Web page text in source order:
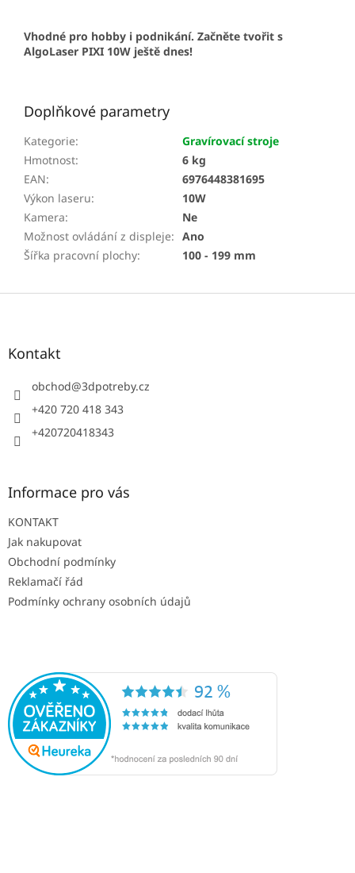
Vhodné pro hobby i podnikání. Začněte tvořit s
AlgoLaser PIXI 10W ještě dnes!
Doplňkové parametry
Kategorie:
Gravírovací stroje
Hmotnost:
6 kg
EAN:
6976448381695
Výkon laseru:
10W
Kamera:
Ne
Možnost ovládání z displeje: Ano
Šířka pracovní plochy: 100 - 199 mm
Z
Kontakt
obchod@3dpotreby.cz
+420 720 418 343
+420720418343
Informace pro vás
KONTAKT
Jak nakupovat
Obchodní podmínky
Reklamačí řád
Podmínky ochrany osobních údajů